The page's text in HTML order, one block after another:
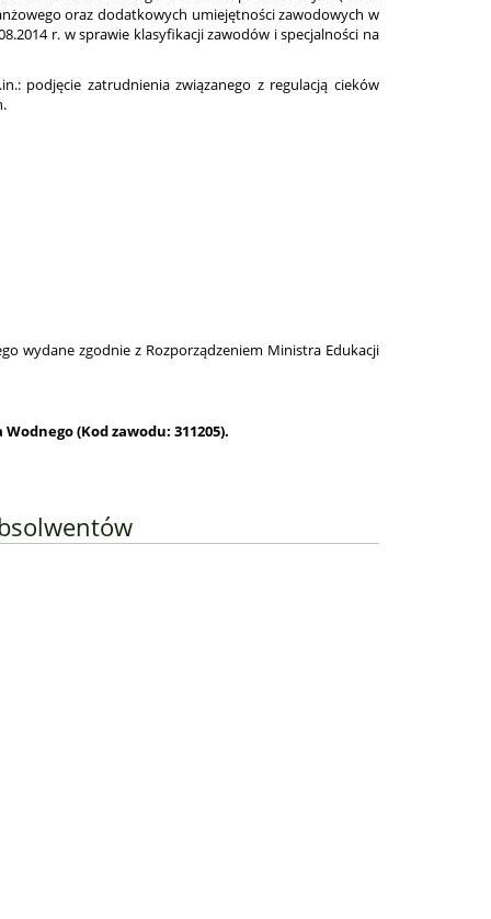
oraz dodatkowych umiejętności zawodowych w
r. w sprawie klasyfikacji zawodów i specjalności na
podjęcie zatrudnienia związanego z regulacją cieków
wydane zgodnie z Rozporządzeniem Ministra Edukacji
(Kod zawodu: 311205).